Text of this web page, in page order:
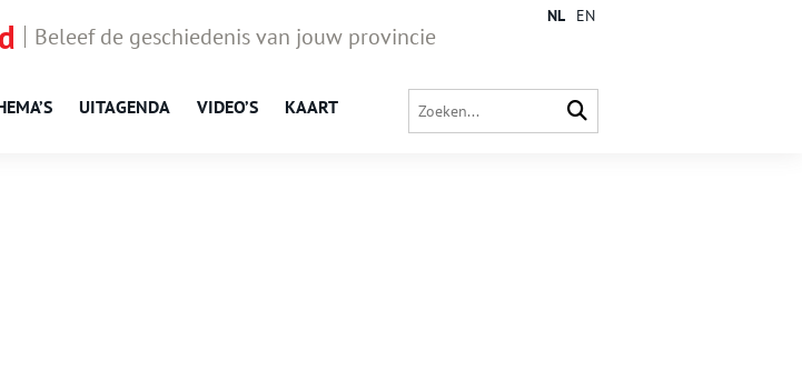
Beleef de geschiedenis van jouw provincie
UITAGENDA VIDEO’S KAART
NL EN